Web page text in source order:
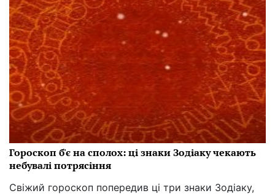
Гороскоп б'є на сполох: ці знаки Зодіаку чекають
небувалі потрясіння
Свіжий гороскоп попередив ці три знаки Зодіаку,